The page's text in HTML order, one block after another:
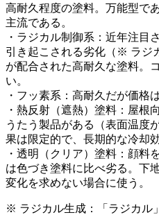
高耐久程度の塗料。万能型で
主流である。
・ラジカル制御系：近年注目
引き起こされる劣化（※ ラジ
が配合された高耐久な塗料。
い。
・フッ素系：高耐久だが価格
・熱反射（遮熱）塗料：屋根
うたう製品がある（表面温度
果は限定的で、長期的な冷却
・透明（クリア）塗料：顔料
は色づき塗料に比べ劣る。下
変化を求めない場合に使う。
※ ラジカル生成：「ラジカル